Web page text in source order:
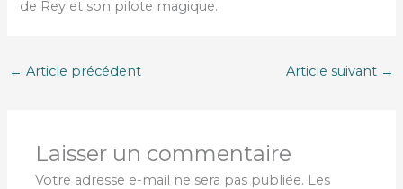
de Rey et son pilote magique.
← Article précédent Article suivant →
Laisser un commentaire
Votre adresse e-mail ne sera pas publiée. Les